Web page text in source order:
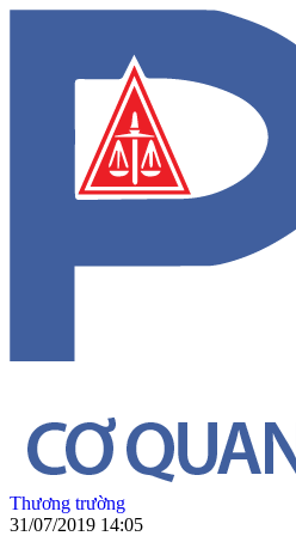
Thương trường
31/07/2019 14:05